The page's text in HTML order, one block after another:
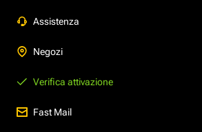
Assistenza
Negozi
Verifica attivazione
Fast Mail